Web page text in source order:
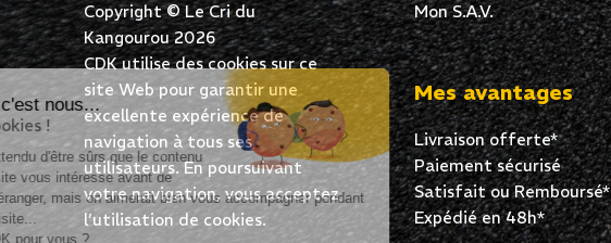
Salut c'est nous...
les Cookies !
On a attendu d'être sûrs que le contenu
de ce site vous intéresse avant de
vous déranger, mais on aimerait bien vous accompagner pendant
votre visite...
C'est OK pour vous ?
Copyright © Le Cri du
Kangourou 2026
CDK utilise des cookies sur ce
site Web pour garantir une
excellente expérience de
navigation à tous ses
utilisateurs. En poursuivant
votre navigation, vous acceptez
l’utilisation de cookies.
Mon S.A.V.
Mes avantages
Livraison offerte*
Paiement sécurisé
Satisfait ou Remboursé*
Expédié en 48h*